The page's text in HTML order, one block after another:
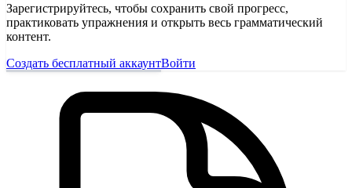
Зарегистрируйтесь, чтобы сохранить свой прогресс,
практиковать упражнения и открыть весь грамматический
контент.
Создать бесплатный аккаунтВойти